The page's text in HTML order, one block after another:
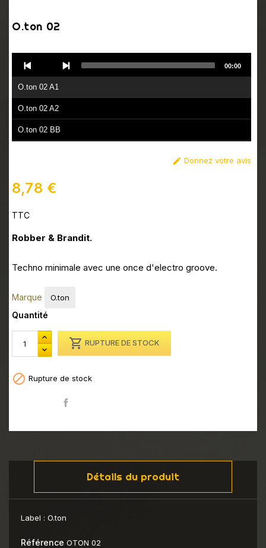
O.ton 02
Player
O.ton 02 A1
O.ton 02 A2
O.ton 02 BB
00:00
 Donnez votre avis
8,78 €
TTC
Robber & Brandit.
Techno minimale avec une once d'electro groove.
Marque O.ton
Quantité
 RUPTURE DE STOCK
 Rupture de stock
Détails du produit
Label : O.ton
Référence OTON 02